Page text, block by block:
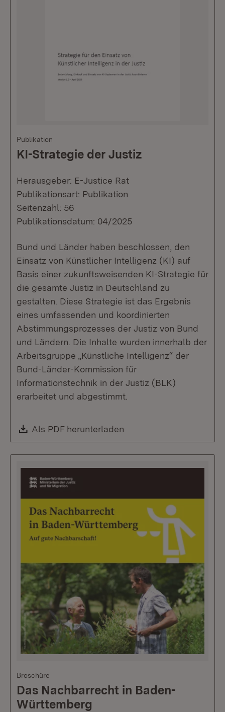
Publikation
KI-Strategie der Justiz
Herausgeber: E-Justice Rat
Publikationsart: Publikation
Seitenzahl: 56
Publikationsdatum: 04/2025
Bund und Länder haben beschlossen, den
Einsatz von Künstlicher Intelligenz (KI) auf
Basis einer zukunftsweisenden KI-Strategie für
die gesamte Justiz in Deutschland zu
gestalten. Diese Strategie ist das Ergebnis
eines umfassenden und koordinierten
Abstimmungsprozesses der Justiz von Bund
und Ländern. Die Inhalte wurden innerhalb der
Arbeitsgruppe „Künstliche Intelligenz“ der
Bund-Länder-Kommission für
Informationstechnik in der Justiz (BLK)
erarbeitet und abgestimmt.
Download:
Als PDF herunterladen
Broschüre
Das Nachbarrecht in Baden-
Württemberg